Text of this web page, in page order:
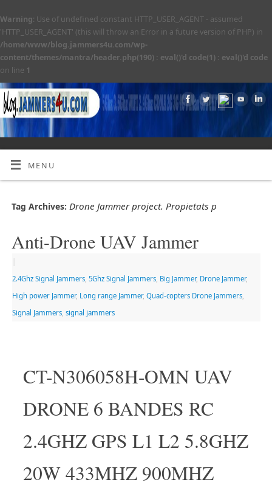
Warning: Use of undefined constant HTTP_USER_AGENT - assumed
'HTTP_USER_AGENT' (this will throw an Error in a future version of PHP) in
/home/www/blog.jammers4u.com/wp-
content/themes/mantra/header.php(190) : eval()'d code(1) : eval()'d code
on line 1
MENU
Tag Archives: Drone Jammer project. Propietats p
Anti-Drone UAV Jammer
2.4Ghz Signal Jammers, 5Ghz Signal Jammers, Big Jammer, Drone Jammer,
High power Jammer, Long range Jammer, Quad-copters Drone Jammers,
Signal Jammers, signal jammers
CT-N306058H-OMN UAV
DRONE 6 BANDES RC
2.4GHZ GPS L1 L2 5.8GHZ
20W 433MHZ 900MHZ